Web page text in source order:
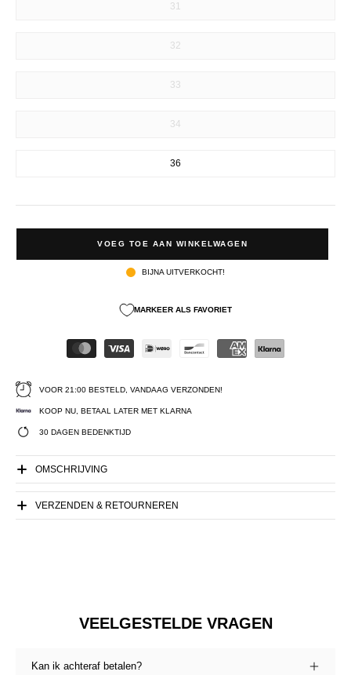
31
32
33
34
36
VOEG TOE AAN WINKELWAGEN
BIJNA UITVERKOCHT!
MARKEER ALS FAVORIET
VOOR 21:00 BESTELD, VANDAAG VERZONDEN!
KOOP NU, BETAAL LATER MET KLARNA
30 DAGEN BEDENKTIJD
OMSCHRIJVING
VERZENDEN & RETOURNEREN
VEELGESTELDE VRAGEN
Kan ik achteraf betalen?